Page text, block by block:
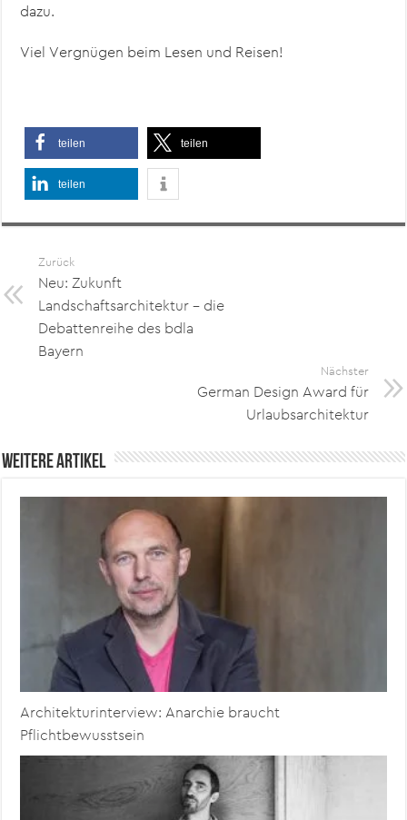
dazu.
Viel Vergnügen beim Lesen und Reisen!
teilen teilen
teilen
Zurück
Neu: Zukunft
Landschaftsarchitektur – die
Debattenreihe des bdla
Bayern
Nächster
German Design Award für
Urlaubsarchitektur
Weitere Artikel
Architekturinterview: Anarchie braucht
Pflichtbewusstsein